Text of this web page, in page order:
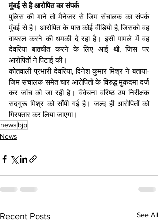
मुंबई से है आरोपित का संपर्क
पुलिस की माने तो मैनेजर से जिम संचालक का संपर्क
मुंबई से है। आरोपित के पास कोई वीडियो है, जिसको वह
वायरल करने की धमकी दे रहा है। इसी मामले में वह
देवरिया बातचीत करने के लिए आई थी, जिस पर
आरोपितों ने पिटाई की।
कोतवाली प्रभारी देवरिया, दिनेश कुमार मिश्र ने बताया-
जिम संचालक समेत चार आरोपितों के विरुद्ध मुकदमा दर्ज
कर जांच की जा रही है। विवेचना वरिष्ठ उप निरीक्षक
सदगुरू मिश्र को सौंपी गई है। जल्द ही आरोपितों को
गिरफ्तार कर लिया जाएगा।
news bjp
News
Recent Posts See All